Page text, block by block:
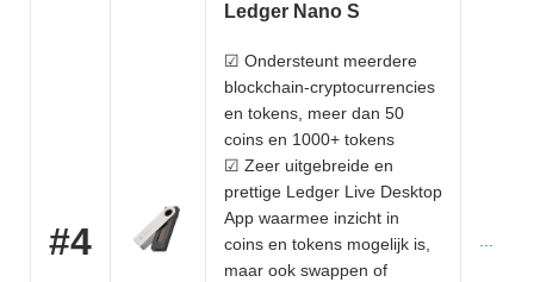
#4
Ledger Nano S
☑ Ondersteunt meerdere
blockchain-cryptocurrencies
en tokens, meer dan 50
coins en 1000+ tokens
☑ Zeer uitgebreide en
prettige Ledger Live Desktop
App waarmee inzicht in
coins en tokens mogelijk is,
maar ook swappen of